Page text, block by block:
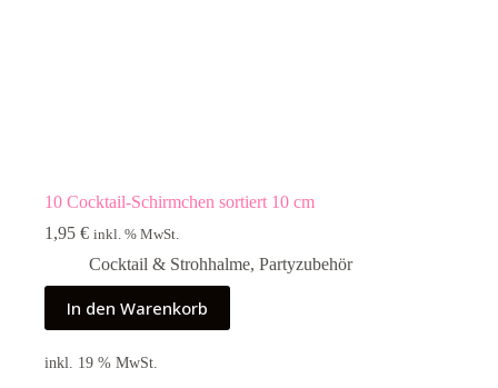
10 Cocktail-Schirmchen sortiert 10 cm
1,95 € inkl. % MwSt.
Cocktail & Strohhalme, Partyzubehör
In den Warenkorb
inkl. 19 % MwSt.